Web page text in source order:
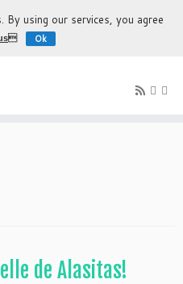
de découvrir la Bolivie
de Alasitas!
By using our services, you agree
Ok